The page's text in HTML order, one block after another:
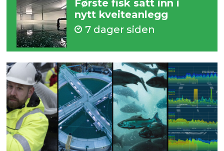
Første fisk satt inn i
nytt kveiteanlegg
7 dager siden